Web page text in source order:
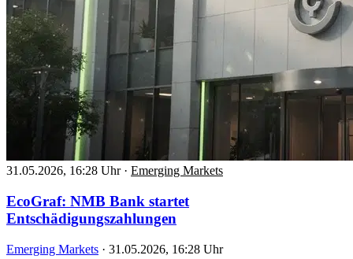
31.05.2026, 16:28 Uhr · Emerging Markets
EcoGraf: NMB Bank startet
Entschädigungszahlungen
Emerging Markets · 31.05.2026, 16:28 Uhr